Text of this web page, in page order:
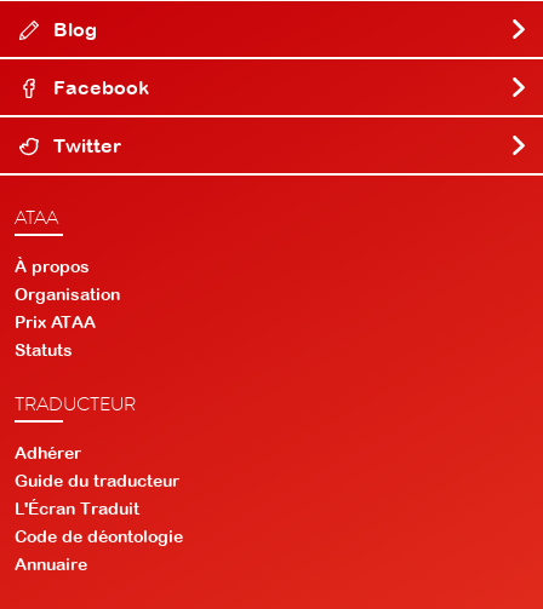
Blog
Facebook
Twitter
ATAA
À propos
Organisation
Prix ATAA
Statuts
TRADUCTEUR
Adhérer
Guide du traducteur
L'Écran Traduit
Code de déontologie
Annuaire